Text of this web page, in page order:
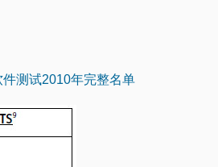
测试2010年完整名单